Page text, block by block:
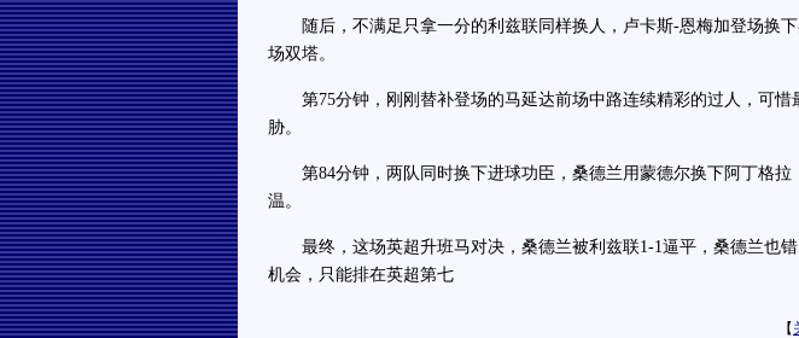
随后，不满足只拿一分的利兹联同样换人，卢卡斯-恩梅加登场换下
场双塔。
第75分钟，刚刚替补登场的马延达前场中路连续精彩的过人，可惜
胁。
第84分钟，两队同时换下进球功臣，桑德兰用蒙德尔换下阿丁格拉
温。
最终，这场英超升班马对决，桑德兰被利兹联1-1逼平，桑德兰也错
机会，只能排在英超第七
【